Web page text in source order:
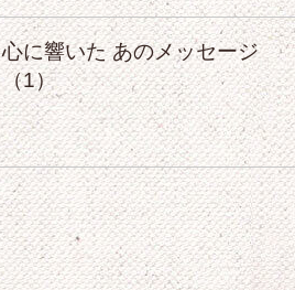
心に響いた あのメッセージ
（1）